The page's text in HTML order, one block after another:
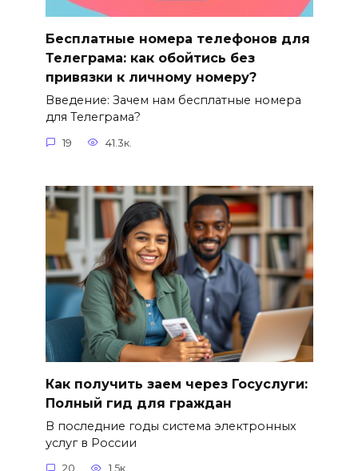
Бесплатные номера телефонов для
Телеграма: как обойтись без
привязки к личному номеру?
Введение: Зачем нам бесплатные номера
для Телеграма?
19 41.3к.
Как получить заем через Госуслуги:
Полный гид для граждан
В последние годы система электронных
услуг в России
20 1.5к.